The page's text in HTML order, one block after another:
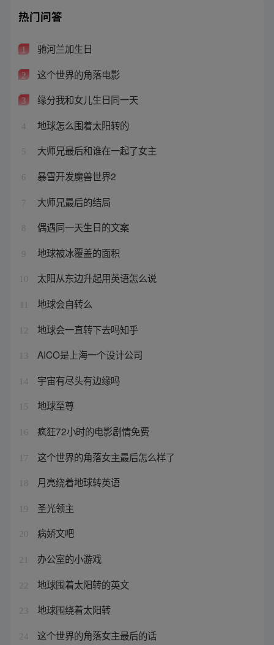
热门问答
1 驰河兰加生日
2 这个世界的角落电影
3 缘分我和女儿生日同一天
4 地球怎么围着太阳转的
5 大师兄最后和谁在一起了女主
6 暴雪开发魔兽世界2
7 大师兄最后的结局
8 偶遇同一天生日的文案
9 地球被冰覆盖的面积
10 太阳从东边升起用英语怎么说
地球会自转么
12 地球会一直转下去吗知乎
13 AICO是上海一个设计公司
14 宇宙有尽头有边缘吗
15 地球至尊
16 疯狂72小时的电影剧情免费
17 这个世界的角落女主最后怎么样了
18 月亮绕着地球转英语
19 圣光领主
20 病娇文吧
21 办公室的小游戏
22 地球围着太阳转的英文
23 地球围绕着太阳转
24 这个世界的角落女主最后的话